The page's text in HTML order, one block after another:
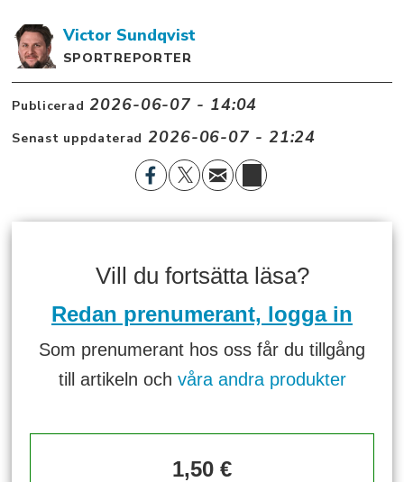
Victor Sundqvist
SPORTREPORTER
Publicerad 2026-06-07 - 14:04
Senast uppdaterad 2026-06-07 - 21:24
Vill du fortsätta läsa?
Redan prenumerant, logga in
Som prenumerant hos oss får du tillgång
till artikeln och våra andra produkter
1,50 €